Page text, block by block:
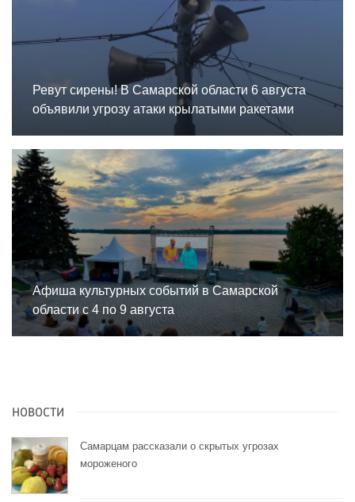
Ревут сирены! В Самарской области 6 августа
объявили угрозу атаки крылатыми ракетами
Афиша культурных событий в Самарской
области с 4 по 9 августа
НОВОСТИ
Самарцам рассказали о скрытых угрозах
мороженого